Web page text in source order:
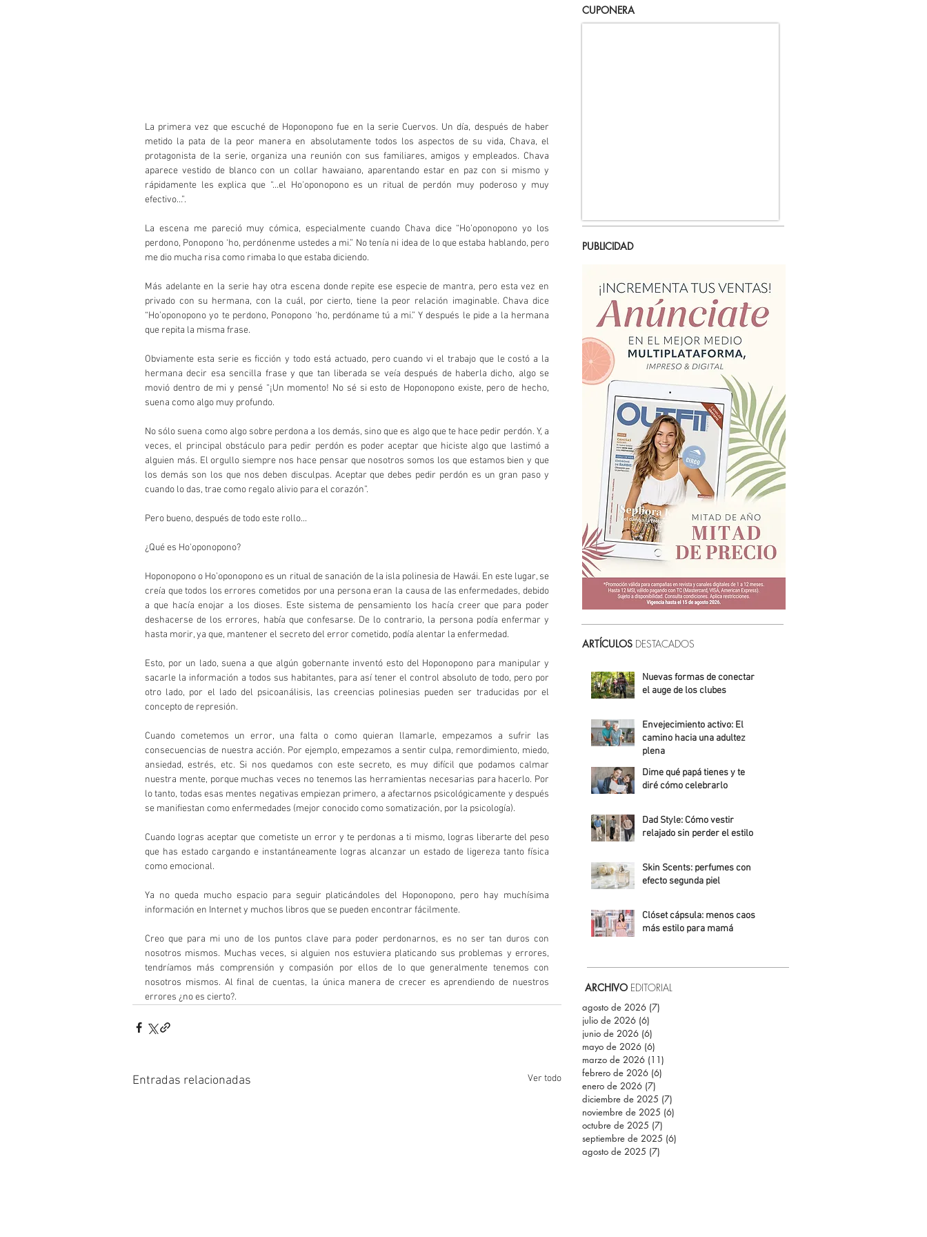
La primera vez que escuché de Hoponopono fue en la serie Cuervos. Un día, después de haber
metido la pata de la peor manera en absolutamente todos los aspectos de su vida, Chava, el
protagonista de la serie, organiza una reunión con sus familiares, amigos y empleados. Chava
aparece vestido de blanco con un collar hawaiano, aparentando estar en paz con si mismo y
rápidamente les explica que “…el Ho'oponopono es un ritual de perdón muy poderoso y muy
efectivo…”.
La escena me pareció muy cómica, especialmente cuando Chava dice “Ho’oponopono yo los
perdono, Ponopono ‘ho, perdónenme ustedes a mi.” No tenía ni idea de lo que estaba hablando, pero
me dio mucha risa como rimaba lo que estaba diciendo.
Más adelante en la serie hay otra escena donde repite ese especie de mantra, pero esta vez en
privado con su hermana, con la cuál, por cierto, tiene la peor relación imaginable. Chava dice
“Ho’oponopono yo te perdono, Ponopono ‘ho, perdóname tú a mi.” Y después le pide a la hermana
que repita la misma frase.
Obviamente esta serie es ficción y todo está actuado, pero cuando vi el trabajo que le costó a la
hermana decir esa sencilla frase y que tan liberada se veía después de haberla dicho, algo se
movió dentro de mi y pensé “¡Un momento! No sé si esto de Hoponopono existe, pero de hecho,
suena como algo muy profundo.
No sólo suena como algo sobre perdona a los demás, sino que es algo que te hace pedir perdón. Y, a
veces, el principal obstáculo para pedir perdón es poder aceptar que hiciste algo que lastimó a
alguien más. El orgullo siempre nos hace pensar que nosotros somos los que estamos bien y que
los demás son los que nos deben disculpas. Aceptar que debes pedir perdón es un gran paso y
cuando lo das, trae como regalo alivio para el corazón”.
Pero bueno, después de todo este rollo...
¿Qué es Ho'oponopono?
Hoponopono o Ho’oponopono es un ritual de sanación de la isla polinesia de Hawái. En este lugar, se
creía que todos los errores cometidos por una persona eran la causa de las enfermedades, debido
a que hacía enojar a los dioses. Este sistema de pensamiento los hacía creer que para poder
deshacerse de los errores, había que confesarse. De lo contrario, la persona podía enfermar y
hasta morir, ya que, mantener el secreto del error cometido, podía alentar la enfermedad.
Esto, por un lado, suena a que algún gobernante inventó esto del Hoponopono para manipular y
sacarle la información a todos sus habitantes, para así tener el control absoluto de todo, pero por
otro lado, por el lado del psicoanálisis, las creencias polinesias pueden ser traducidas por el
concepto de represión.
Cuando cometemos un error, una falta o como quieran llamarle, empezamos a sufrir las
consecuencias de nuestra acción. Por ejemplo, empezamos a sentir culpa, remordimiento, miedo,
ansiedad, estrés, etc. Si nos quedamos con este secreto, es muy difícil que podamos calmar
nuestra mente, porque muchas veces no tenemos las herramientas necesarias para hacerlo. Por
lo tanto, todas esas mentes negativas empiezan primero, a afectarnos psicológicamente y después
se manifiestan como enfermedades (mejor conocido como somatización, por la psicología).
Cuando logras aceptar que cometiste un error y te perdonas a ti mismo, logras liberarte del peso
que has estado cargando e instantáneamente logras alcanzar un estado de ligereza tanto física
como emocional.
Ya no queda mucho espacio para seguir platicándoles del Hoponopono, pero hay muchísima
información en Internet y muchos libros que se pueden encontrar fácilmente.
Creo que para mi uno de los puntos clave para poder perdonarnos, es no ser tan duros con
nosotros mismos. Muchas veces, si alguien nos estuviera platicando sus problemas y errores,
tendríamos más comprensión y compasión por ellos de lo que generalmente tenemos con
nosotros mismos. Al final de cuentas, la única manera de crecer es aprendiendo de nuestros
errores ¿no es cierto?.
Entradas relacionadas Ver todo
CUPONERA
PUBLICIDAD
ARTÍCULOS DESTACADOS
Nuevas formas de conectar:
el auge de los clubes
Envejecimiento activo: El
camino hacia una adultez
plena
Alejandra Roldán
Dime qué papá tienes y te
diré cómo celebrarlo
Dad Style: Cómo vestir
relajado sin perder el estilo
Skin Scents: perfumes con
efecto segunda piel
Clóset cápsula: menos caos,
más estilo para mamá
ARCHIVO EDITORIAL
agosto de 2026 (7)
julio de 2026 (6)
junio de 2026 (6)
mayo de 2026 (6)
marzo de 2026 (11)
febrero de 2026 (6)
enero de 2026 (7)
diciembre de 2025 (7)
noviembre de 2025 (6)
octubre de 2025 (7)
septiembre de 2025 (6)
agosto de 2025 (7)